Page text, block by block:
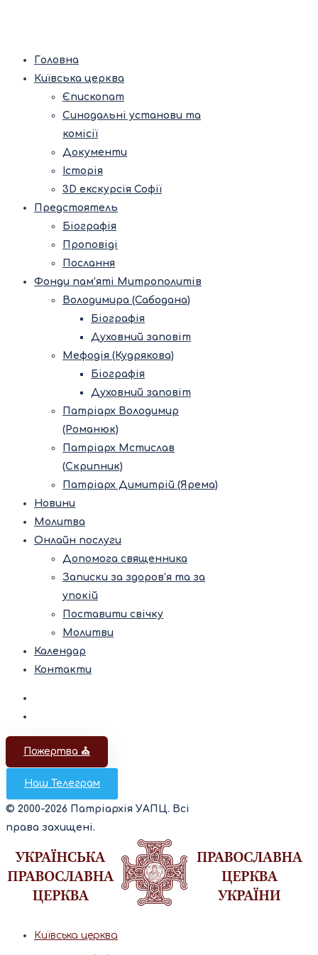
Головна
Київська церква
Єпископат
Синодальні установи та
комісії
Документи
Історія
3D екскурсія Софії
Предстоятель
Біографія
Проповіді
Послання
Фонди пам’яті Митрополитів
Володимира (Сабодана)
Біографія
Духовний заповіт
Мефодія (Кудрякова)
Біографія
Духовний заповіт
Патріарх Володимир
(Романюк)
Патріарх Мстислав
(Скрипник)
Патріарх Димитрій (Ярема)
Новини
Молитва
Онлайн послуги
Допомога священника
Записки за здоров’я та за
упокій
Поставити свічку
Молитви
Календар
Контакти
Пожертва ⛪️
Наш Телеграм
© 2000-2026 Патріархія УАПЦ. Всі
права захищені.
Київська церква